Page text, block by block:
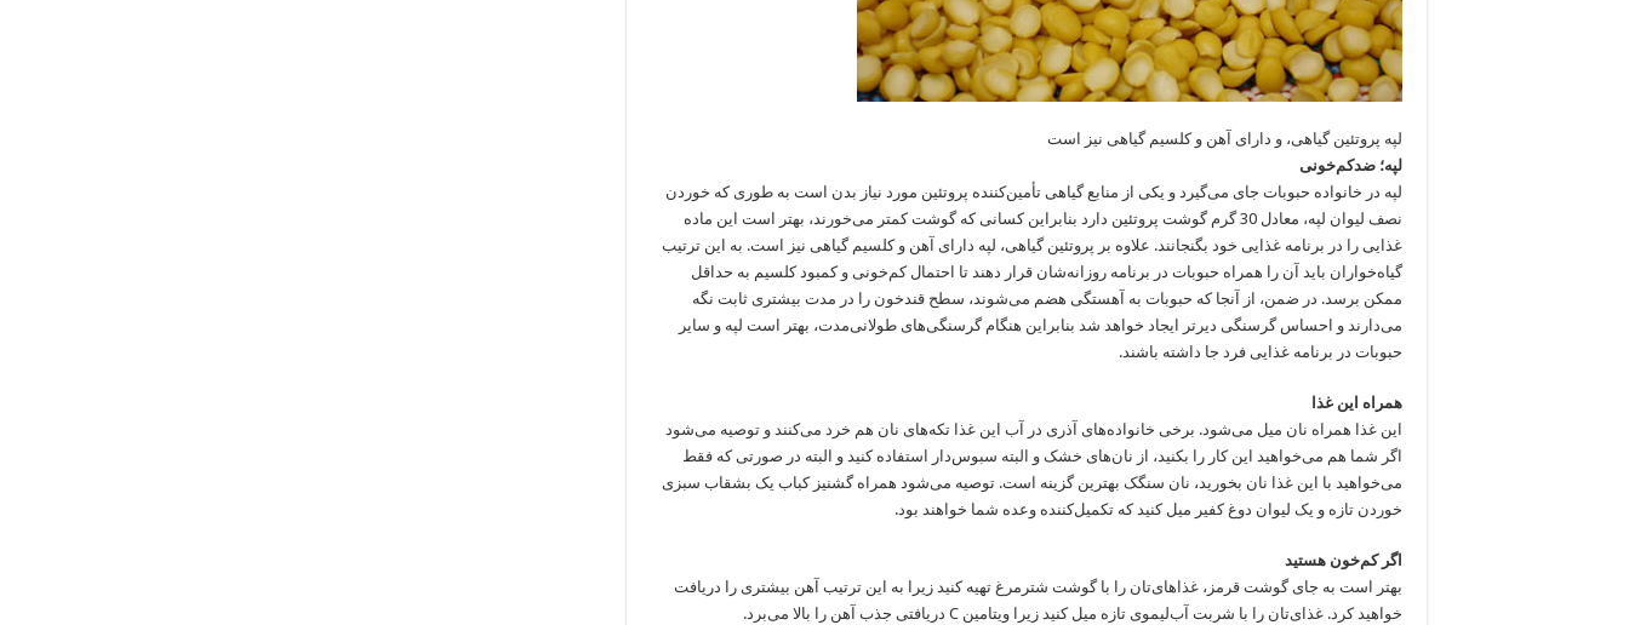
لپه پروتئین گیاهی، و دارای آهن و کلسیم گیاهی نیز است
لپه؛ ضدکم‌خونی
لپه در خانواده حبوبات جای می‌گیرد و یکی از منابع گیاهی تأمین‌کننده پروتئین مورد نیاز بدن است به طوری که خوردن
نصف لیوان لپه، معادل 30 گرم گوشت پروتئین دارد بنابراین کسانی که گوشت کمتر می‌خورند، بهتر است این ماده
غذایی را در برنامه غذایی خود بگنجانند. علاوه بر پروتئین گیاهی، لپه دارای آهن و کلسیم گیاهی نیز است. به این ترتیب
گیاه‌خواران باید آن را همراه حبوبات در برنامه روزانه‌شان قرار دهند تا احتمال کم‌خونی و کمبود کلسیم به حداقل
ممکن برسد. در ضمن، از آنجا که حبوبات به آهستگی هضم می‌شوند، سطح قندخون را در مدت بیشتری ثابت نگه
می‌دارند و احساس گرسنگی دیرتر ایجاد خواهد شد بنابراین هنگام گرسنگی‌های طولانی‌مدت، بهتر است لپه و سایر
حبوبات در برنامه غذایی فرد جا داشته باشند.
همراه این غذا
این غذا همراه نان میل می‌شود. برخی خانواده‌های آذری در آب این غذا تکه‌های نان هم خرد می‌کنند و توصیه می‌شود
اگر شما هم می‌خواهید این کار را بکنید، از نان‌های خشک و البته سبوس‌دار استفاده کنید و البته در صورتی که فقط
می‌خواهید با این غذا نان بخورید، نان سنگک بهترین گزینه است. توصیه می‌شود همراه گشنیز کباب یک بشقاب سبزی
خوردن تازه و یک لیوان دوغ کفیر میل کنید که تکمیل‌کننده وعده شما خواهند بود.
اگر کم‌خون هستید
بهتر است به جای گوشت قرمز، غذاهای‌تان را با گوشت شترمرغ تهیه کنید زیرا به این ترتیب آهن بیشتری را دریافت
خواهید کرد. غذای‌تان را با شربت آب‌لیموی تازه میل کنید زیرا ویتامین C دریافتی جذب آهن را بالا می‌برد.